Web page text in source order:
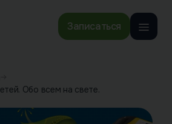
Записаться
Обо всем на свете.